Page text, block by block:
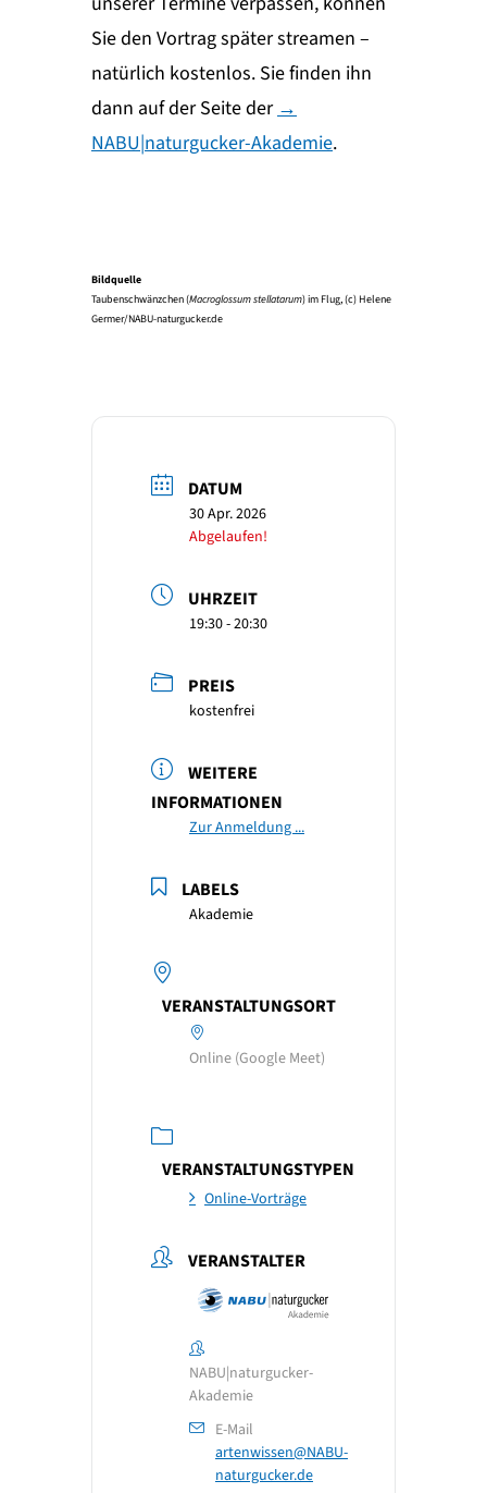
Sie den Vortrag später streamen –
natürlich kostenlos. Sie finden ihn
dann auf der Seite der →
NABU|naturgucker-Akademie.
Bildquelle
Taubenschwänzchen (Macroglossum stellatarum) im Flug, (c) Helene
Germer/NABU-naturgucker.de
DATUM
30 Apr. 2026
Abgelaufen!
UHRZEIT
19:30 - 20:30
PREIS
kostenfrei
WEITERE
INFORMATIONEN
Zur Anmeldung ...
LABELS
Akademie
VERANSTALTUNGSORT
Online (Google Meet)
VERANSTALTUNGSTYPEN
Online-Vorträge
VERANSTALTER
NABU|naturgucker-
Akademie
E-Mail
artenwissen@NABU-
naturgucker.de